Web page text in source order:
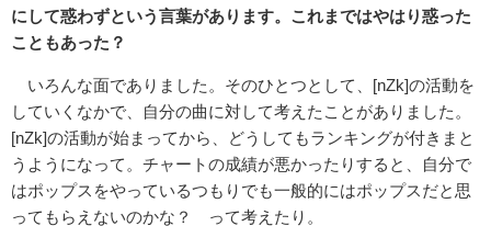
にして惑わずという言葉があります。これまではやはり惑った
こともあった？
いろんな面でありました。そのひとつとして、[nZk]の活動を
していくなかで、自分の曲に対して考えたことがありました。
[nZk]の活動が始まってから、どうしてもランキングが付きまと
うようになって。チャートの成績が悪かったりすると、自分で
はポップスをやっているつもりでも一般的にはポップスだと思
ってもらえないのかな？ って考えたり。